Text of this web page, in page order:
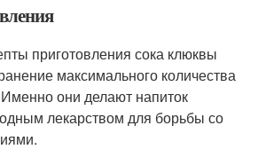
приготовления сока клюквы
максимального количества
они делают напиток
лекарством для борьбы со